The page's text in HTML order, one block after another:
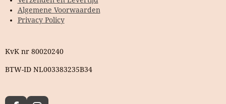
Algemene Voorwaarden
Privacy Policy
KvK nr 80020240
BTW-ID NL003383235B34